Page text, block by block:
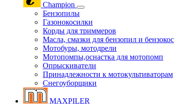
Champion
Бензопилы
Газонокосилки
Корды для триммеров
Масла, смазки для бензопил и бензокос
Мотобуры, мотодрели
Мотопомпы,оснастка для мотопомп
Опрыскиватели
Принадлежности к мотокультиваторам
Снегоуборщики
MAXPILER